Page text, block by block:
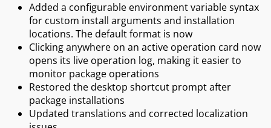
Added a configurable environment variable syntax
for custom install arguments and installation
locations. The default format is now
Clicking anywhere on an active operation card now
opens its live operation log, making it easier to
monitor package operations
Restored the desktop shortcut prompt after
package installations
Updated translations and corrected localization